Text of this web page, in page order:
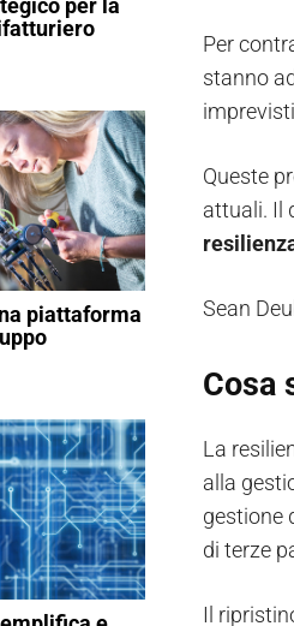
per la
piattaforma
Per
stanno
Queste
attuali. Il
Sean
Cosa
La
alla
gestione
di terze
Il